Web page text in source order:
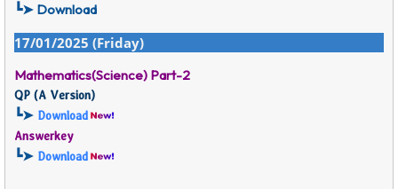
┗➤ Download
17/01/2025 (Friday)
Mathematics(Science) Part-2
QP (A Version)
┗➤ Download
Answerkey
┗➤ Download